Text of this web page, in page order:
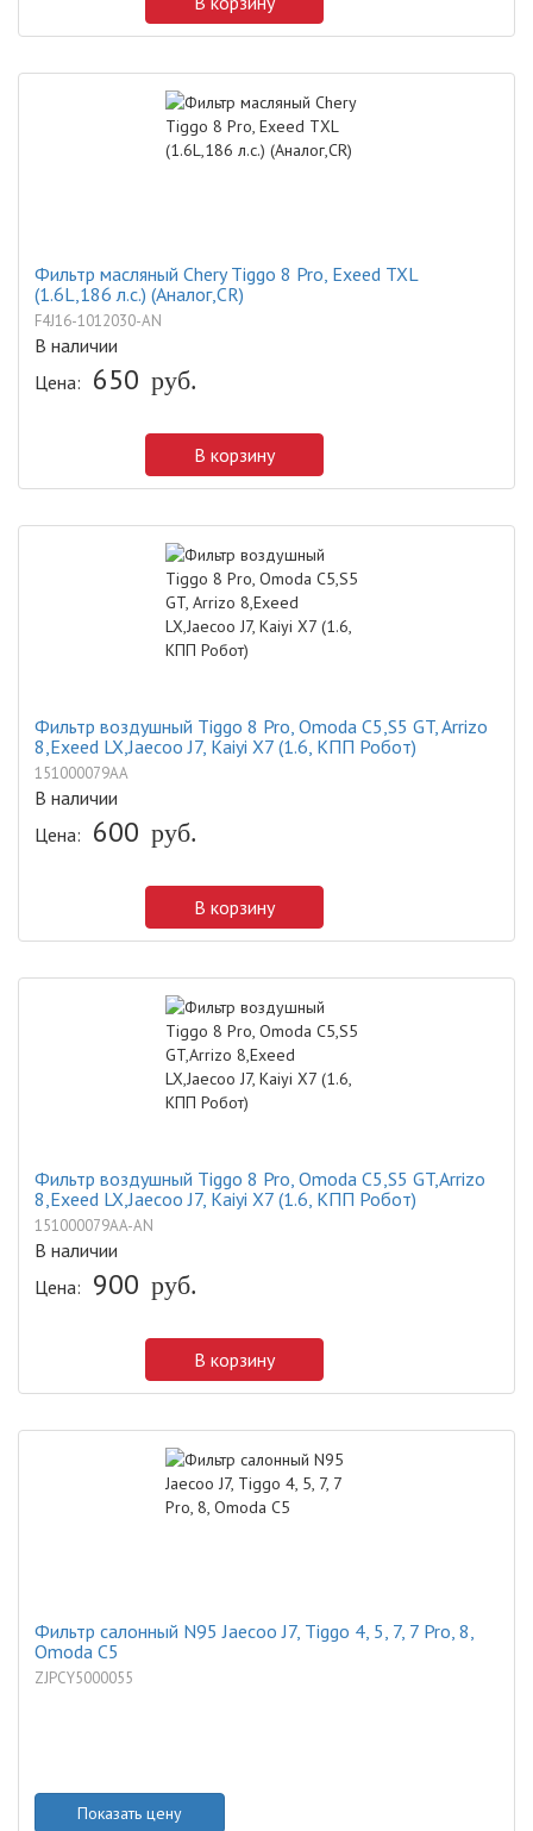
Фильтр масляный Chery Tiggo 8 Pro, Exeed TXL
(1.6L,186 л.с.) (Аналог,CR)
F4J16-1012030-AN
В наличии
Цена: 650 руб.
В корзину
Фильтр воздушный Tiggo 8 Pro, Omoda C5,S5 GT, Arrizo
8,Exeed LX,Jaecoo J7, Kaiyi X7 (1.6, КПП Робот)
151000079AA
В наличии
Цена: 600 руб.
В корзину
Фильтр воздушный Tiggo 8 Pro, Omoda C5,S5 GT,Arrizo
8,Exeed LX,Jaecoo J7, Kaiyi X7 (1.6, КПП Робот)
151000079AA-AN
В наличии
Цена: 900 руб.
В корзину
Фильтр салонный N95 Jaecoo J7, Tiggo 4, 5, 7, 7 Pro, 8,
Omoda C5
ZJPCY5000055
Показать цену